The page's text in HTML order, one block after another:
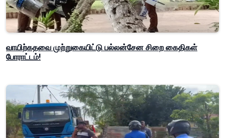
வாயிற்கதவை முற்றுகையிட்டு பல்லன்சேன சிறை கைதிகள்
போராட்டம்!